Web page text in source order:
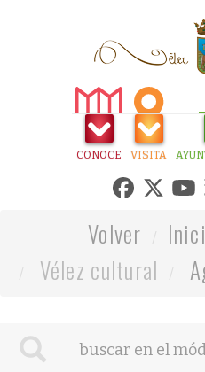
CONOCE VISITA
Volver
Vélez cultural